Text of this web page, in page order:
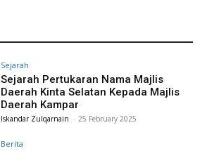
Sejarah
Sejarah Pertukaran Nama Majlis
Daerah Kinta Selatan Kepada Majlis
Daerah Kampar
Iskandar Zulqarnain - 25 February 2025
Berita